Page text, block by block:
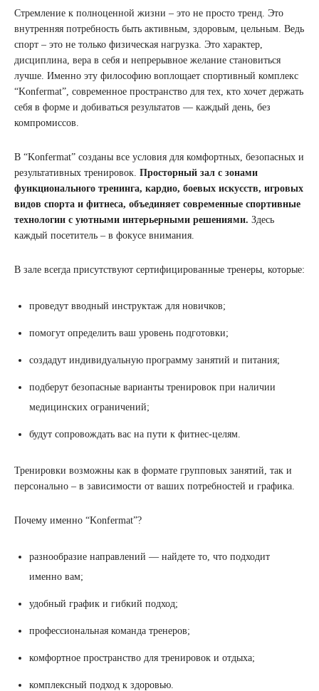
Стремление к полноценной жизни – это не просто тренд. Это
внутренняя потребность быть активным, здоровым, цельным. Ведь
спорт – это не только физическая нагрузка. Это характер,
дисциплина, вера в себя и непрерывное желание становиться
лучше. Именно эту философию воплощает спортивный комплекс
“Konfermat”, современное пространство для тех, кто хочет держать
себя в форме и добиваться результатов — каждый день, без
компромиссов.
В “Konfermat” созданы все условия для комфортных, безопасных и
результативных тренировок. Просторный зал с зонами
функционального тренинга, кардио, боевых искусств, игровых
видов спорта и фитнеса, объединяет современные спортивные
технологии с уютными интерьерными решениями. Здесь
каждый посетитель – в фокусе внимания.
В зале всегда присутствуют сертифицированные тренеры, которые:
проведут вводный инструктаж для новичков;
помогут определить ваш уровень подготовки;
создадут индивидуальную программу занятий и питания;
подберут безопасные варианты тренировок при наличии
медицинских ограничений;
будут сопровождать вас на пути к фитнес-целям.
Тренировки возможны как в формате групповых занятий, так и
персонально – в зависимости от ваших потребностей и графика.
Почему именно “Konfermat”?
разнообразие направлений — найдете то, что подходит
именно вам;
удобный график и гибкий подход;
профессиональная команда тренеров;
комфортное пространство для тренировок и отдыха;
комплексный подход к здоровью.